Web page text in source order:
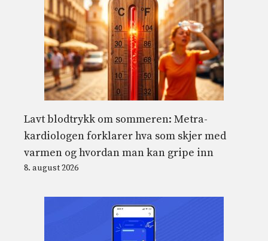
Lavt blodtrykk om sommeren: Metra-
kardiologen forklarer hva som skjer med
varmen og hvordan man kan gripe inn
8. august 2026